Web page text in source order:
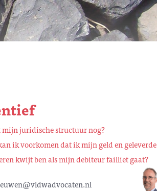
juridische structuur nog?
ik voorkomen dat ik mijn geld en geleverde
kwijt ben als mijn debiteur failliet gaat?